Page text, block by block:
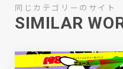
同じカテゴリーのサイト
SIMILAR